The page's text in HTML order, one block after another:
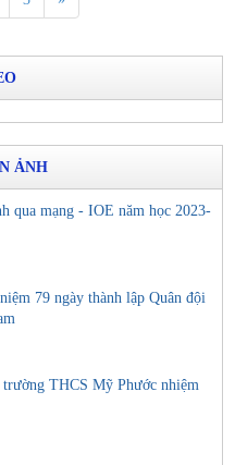
ẢNH
qua mạng - IOE năm học 2023-
79 ngày thành lập Quân đội
THCS Mỹ Phước nhiệm